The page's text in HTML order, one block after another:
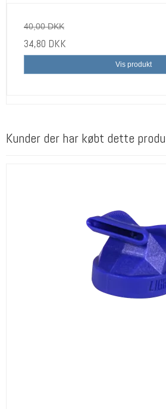
40,00 DKK
34,80 DKK
Vis produkt
Kunder der har købt dette